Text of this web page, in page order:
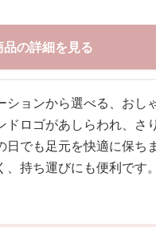
品の詳細を見る
ョンから選べる、おし
ロゴがあしらわれ、さ
でも足元を快適に保ちま
持ち運びにも便利です。